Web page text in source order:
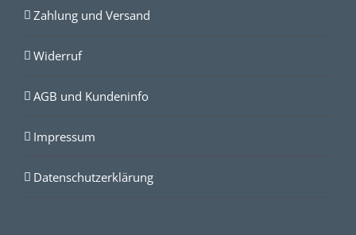
Zahlung und Versand
Widerruf
AGB und Kundeninfo
Impressum
Datenschutzerklärung